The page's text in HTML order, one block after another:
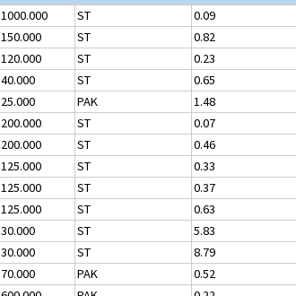
1000.000 ST 0.09
150.000 ST 0.82
120.000 ST 0.23
40.000 ST 0.65
25.000 PAK 1.48
200.000 ST 0.07
200.000 ST 0.46
125.000 ST 0.33
125.000 ST 0.37
125.000 ST 0.63
30.000 ST 5.83
30.000 ST 8.79
70.000 PAK 0.52